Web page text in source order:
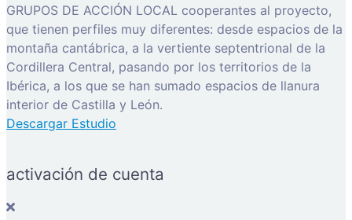
GRUPOS DE ACCIÓN LOCAL cooperantes al proyecto,
que tienen perfiles muy diferentes: desde espacios de la
montaña cantábrica, a la vertiente septentrional de la
Cordillera Central, pasando por los territorios de la
Ibérica, a los que se han sumado espacios de llanura
interior de Castilla y León.
Descargar Estudio
activación de cuenta